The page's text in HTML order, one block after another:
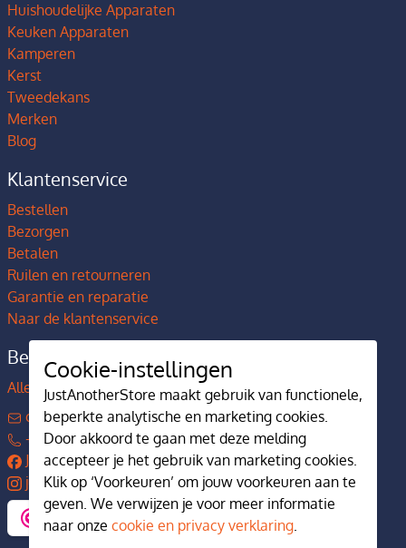
Huishoudelijke Apparaten
Keuken Apparaten
Kamperen
Kerst
Tweedekans
Merken
Blog
Klantenservice
Bestellen
Bezorgen
Betalen
Ruilen en retourneren
Garantie en reparatie
Naar de klantenservice
Bedrijfsgegevens
Alles over JustAnotherStore
contact@justanotherstore.nl
+31 73 644 7405
JustAnotherStore
justanotherstore.nl
Cookie-instellingen
JustAnotherStore maakt gebruik van functionele,
beperkte analytische en marketing cookies.
Door akkoord te gaan met deze melding
accepteer je het gebruik van marketing cookies.
Klik op ‘Voorkeuren’ om jouw voorkeuren aan te
geven. We verwijzen je voor meer informatie
naar onze cookie en privacy verklaring.